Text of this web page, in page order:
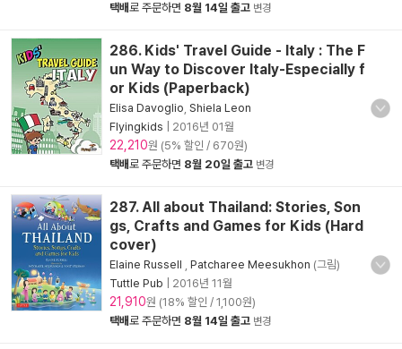
택배로 주문하면 8월 14일 출고 변경
286. Kids' Travel Guide - Italy : The F
un Way to Discover Italy-Especially f
or Kids (Paperback)
Elisa Davoglio Shiela Leon
Flyingkids
2016년 01월
22,210원 (5% 할인 / 670원)
택배로 주문하면 8월 20일 출고 변경
287. All about Thailand: Stories, Son
gs, Crafts and Games for Kids (Hard
cover)
Elaine Russell Patcharee Meesukhon (그림)
Tuttle Pub
2016년 11월
21,910원 (18% 할인 / 1,100원)
택배로 주문하면 8월 14일 출고 변경